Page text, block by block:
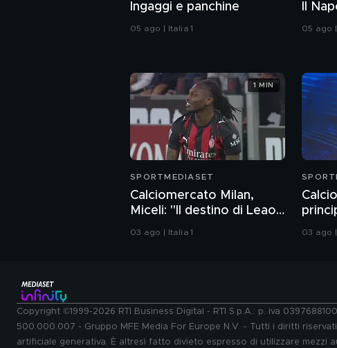
Ingaggi e panchine
05 ago | Italia 1
Il
05 ago |
SPORTMEDIASET
Calciomercato Milan,
Miceli: "Il destino di Leao
è legato a..."
03 ago | Italia 1
1 MIN
03 ago |
Copyright ©1999-2026 RTI Business Digital - RTI S.p.A.: p. iva
500.000.007 - Gruppo MFE Media For Europe N.V. - Tutti i diritti
artificiale generativa. È altresì fatto divieto espresso di utilizzare mezzi